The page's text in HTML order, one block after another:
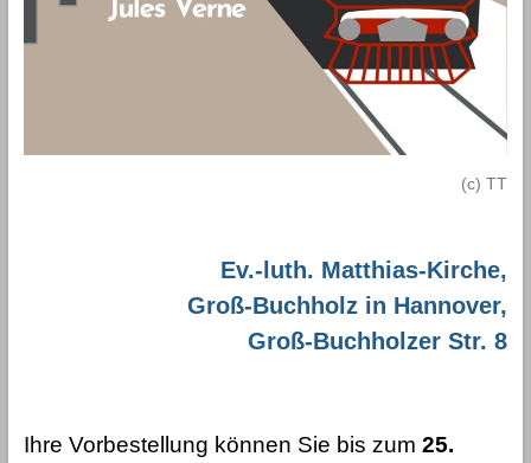
(c) TT
Ev.-luth. Matthias-Kirche,
Groß-Buchholz in Hannover,
Groß-Buchholzer Str. 8
Ihre Vorbestellung können Sie bis zum 25.